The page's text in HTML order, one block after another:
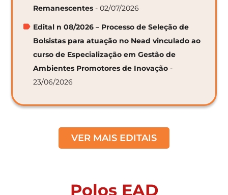
Remanescentes - 02/07/2026
Edital n 08/2026 – Processo de Seleção de
Bolsistas para atuação no Nead vinculado ao
curso de Especialização em Gestão de
Ambientes Promotores de Inovação -
23/06/2026
VER MAIS EDITAIS
Polos EAD